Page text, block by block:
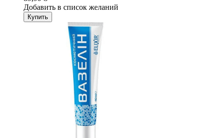
Добавить в список желаний
Купить